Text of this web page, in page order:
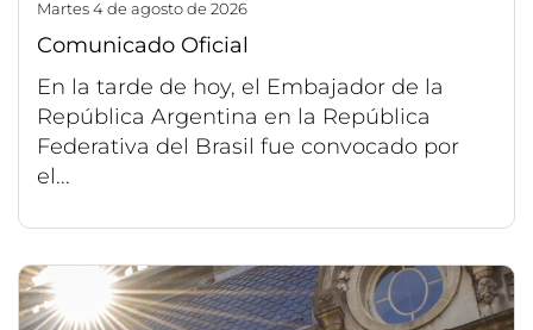
martes 4 de agosto de 2026
Comunicado Oficial
En la tarde de hoy, el Embajador de la
República Argentina en la República
Federativa del Brasil fue convocado por
el...